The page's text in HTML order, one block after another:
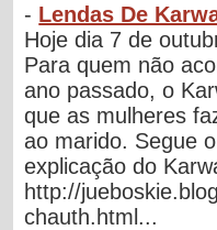
- Lendas De
Hoje dia 7 de
Para quem não
ano passado, o
que as mulheres
ao marido. Segue
explicação do
http://
chauth.html...